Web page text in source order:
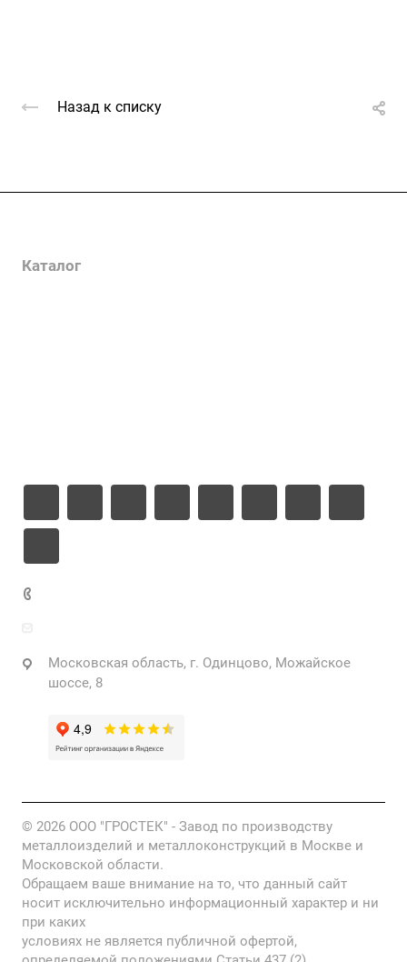
Назад к списку
Каталог
Московская область, г. Одинцово, Можайское
шоссе, 8
© 2026 ООО "ГРОСТЕК" - Завод по производству
металлоизделий и металлоконструкций в Москве и
Московской области.
Обращаем ваше внимание на то, что данный сайт
носит исключительно информационный характер и ни
при каких
условиях не является публичной офертой,